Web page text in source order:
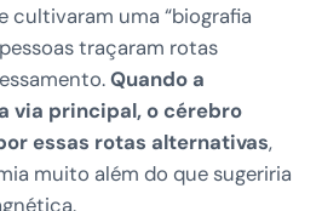
cultivaram uma “biografia
traçaram rotas
Quando a
via principal, o cérebro
essas rotas alternativas,
muito além do que sugeriria